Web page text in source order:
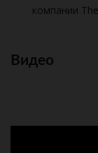
компании
Видео